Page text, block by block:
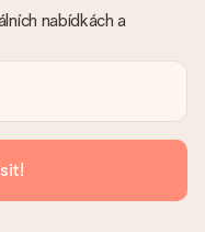
najdete ve svém účtu
doručit přímo
nabídkách a